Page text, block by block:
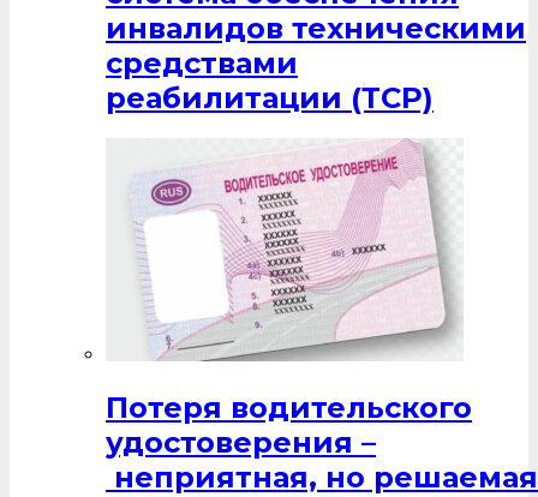
инвалидов техническими
средствами
реабилитации (ТСР)
Потеря водительского
удостоверения –
неприятная, но